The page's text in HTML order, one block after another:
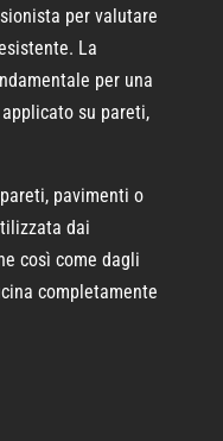
per valutare
La
per una
su pareti,
pavimenti o
dai
così come dagli
completamente